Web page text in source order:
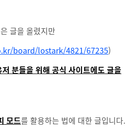
글을 올렸지만
board/lostark/4821/67235)
분들을 위해 공식 사이트에도 글을
모드를 활용하는 법에 대한 글입니다.